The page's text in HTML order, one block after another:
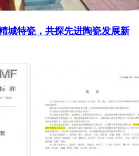
城特瓷，共探先进陶瓷发展新